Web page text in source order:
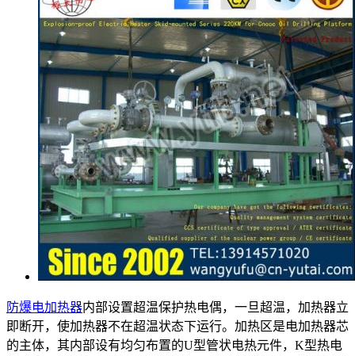
防爆电加热器内部设置超温保护热电偶，一旦超温，加热器立
即断开，使加热器不在超温状态下运行。加热区是电加热器芯
的主体，其内部设有均匀布置的U型管状电热元件，K型热电